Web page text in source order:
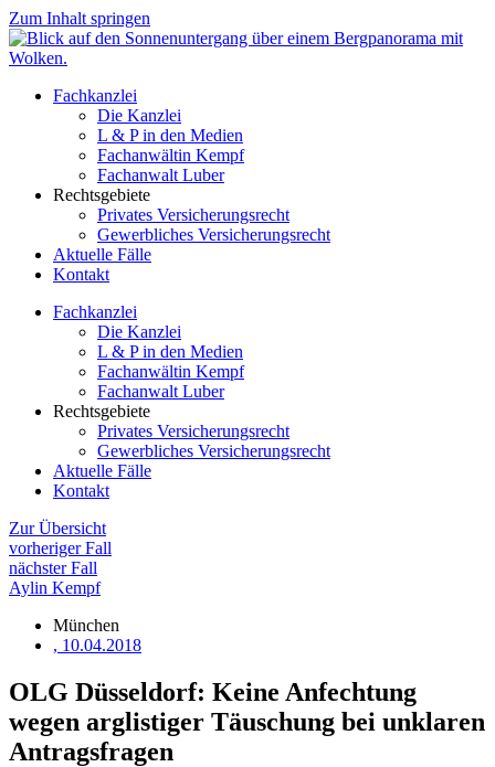
Zum Inhalt springen
Fachkanzlei
Die Kanzlei
L & P in den Medien
Fachanwältin Kempf
Fachanwalt Luber
Rechtsgebiete
Privates Versicherungsrecht
Gewerbliches Versicherungsrecht
Aktuelle Fälle
Kontakt
Fachkanzlei
Die Kanzlei
L & P in den Medien
Fachanwältin Kempf
Fachanwalt Luber
Rechtsgebiete
Privates Versicherungsrecht
Gewerbliches Versicherungsrecht
Aktuelle Fälle
Kontakt
Zur Übersicht
vorheriger Fall
nächster Fall
Aylin Kempf
München
, 10.04.2018
OLG Düsseldorf: Keine Anfechtung
wegen arglistiger Täuschung bei unklaren
Antragsfragen